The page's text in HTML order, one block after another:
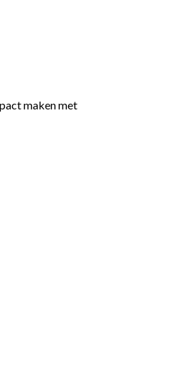
maken met